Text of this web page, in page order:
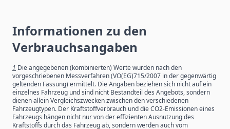
Informationen zu den
Verbrauchsangaben
1 Die angegebenen (kombinierten) Werte wurden nach den
vorgeschriebenen Messverfahren (VO(EG)715/2007 in der gegenwärtig
geltenden Fassung) ermittelt. Die Angaben beziehen sich nicht auf ein
einzelnes Fahrzeug und sind nicht Bestandteil des Angebots, sondern
dienen allein Vergleichszwecken zwischen den verschiedenen
Fahrzeugtypen. Der Kraftstoffverbrauch und die CO2-Emissionen eines
Fahrzeugs hängen nicht nur von der effizienten Ausnutzung des
Kraftstoffs durch das Fahrzeug ab, sondern werden auch vom